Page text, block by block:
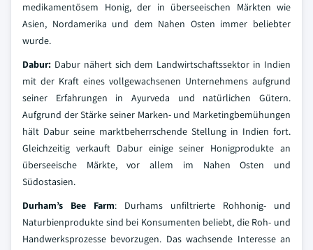
medikamentösem Honig, der in überseeischen Märkten wie
Asien, Nordamerika und dem Nahen Osten immer beliebter
wurde.
Dabur: Dabur nähert sich dem Landwirtschaftssektor in Indien
mit der Kraft eines vollgewachsenen Unternehmens aufgrund
seiner Erfahrungen in Ayurveda und natürlichen Gütern.
Aufgrund der Stärke seiner Marken- und Marketingbemühungen
hält Dabur seine marktbeherrschende Stellung in Indien fort.
Gleichzeitig verkauft Dabur einige seiner Honigprodukte an
überseeische Märkte, vor allem im Nahen Osten und
Südostasien.
Durham’s Bee Farm: Durhams unfiltrierte Rohhonig- und
Naturbienprodukte sind bei Konsumenten beliebt, die Roh- und
Handwerksprozesse bevorzugen. Das wachsende Interesse an